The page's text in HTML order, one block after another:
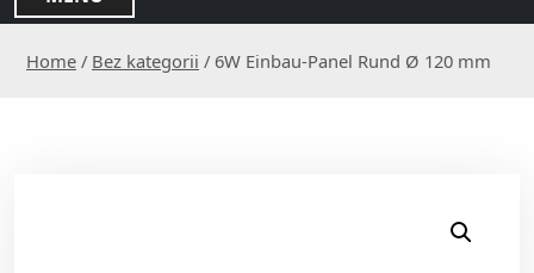
Home / Bez kategorii / 6W Einbau-Panel Rund Ø 120 mm